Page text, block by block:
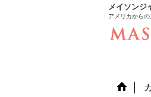
メイソンジ
アメリカから